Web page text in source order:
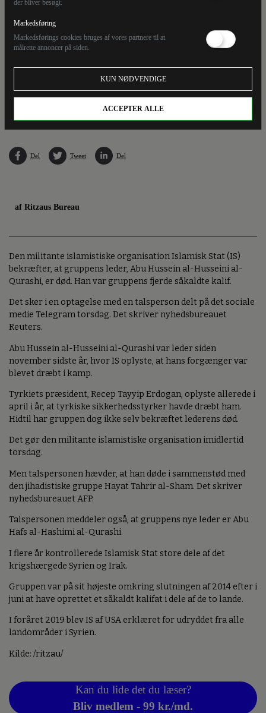
der bliver besøgt.
Markedsføring
Markedsførings cookies bruges af vores partnere til at
målrette annoncer på siden.
KUN NØDVENDIGE
ACCEPTER ALLE
I flere år kontrollerede Islamisk Stat store dele af det krigshærgede Syrien og Irak. Her
ses en bil køre forbi et IS-flag i Irak. (Arkivfoto).
Del Tweet Del
af Ritzaus Bureau
Den militante islamistiske organisation Islamisk Stat (IS)
bekræfter, at gruppens leder, Abu Hussein al-Husseini al-
Qurashi, er død. Han var gruppens fjerde såkaldte kalif.
Det sker i en optagelse med en talsperson delt på det sociale
medie Telegram torsdag. Det skriver nyhedsbureauet
Reuters.
Abu Hussein al-Husseini al-Qurashi var leder siden
november sidste år, hvor IS oplyste, at hans forgænger var
blevet dræbt i kamp.
Tyrkiets præsident, Recep Tayyip Erdogan, oplyste allerede i
april i år, at tyrkiske sikkerhedsstyrker havde dræbt ham.
Hidtil har gruppen dog ikke selv bekræftet lederens død.
Det gør den militante islamistiske organisation imidlertid
torsdag.
Men talspersonen hævder, at han døde i sammenstød med
den jihadistiske gruppe Hayat Tahrir al-Sham. Det skriver
nyhedsbureauet AFP.
Talspersonen meddeler også, at gruppens nye leder er Abu
Hafs al-Hashimi al-Qurashi.
I flere år kontrollerede Islamisk Stat store dele af det
krigshærgede Syrien og Irak.
Gruppen var på sit højeste omkring slutningen af 2014 efter i
juni at have oprettet et såkaldt kalifat i dele af de to lande.
I foråret 2019 blev IS af USA erklæret for udryddet fra alle
landområder i Syrien.
Kilde: /ritzau/
Kan du lide det du læser?
Bliv medlem - 99 kr./md.